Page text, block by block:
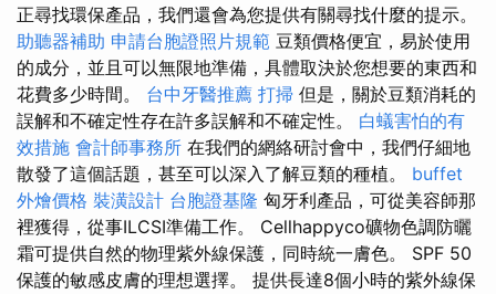
正尋找環保產品，我們還會為您提供有關尋找什麼的提示。
助聽器補助 申請台胞證照片規範 豆類價格便宜，易於使用
的成分，並且可以無限地準備，具體取決於您想要的東西和
花費多少時間。 台中牙醫推薦 打掃 但是，關於豆類消耗的
誤解和不確定性存在許多誤解和不確定性。 白蟻害怕的有
效措施 會計師事務所 在我們的網絡研討會中，我們仔細地
散發了這個話題，甚至可以深入了解豆類的種植。 buffet
外燴價格 裝潢設計 台胞證基隆 匈牙利產品，可從美容師那
裡獲得，從事ILCSI準備工作。 Cellhappyco礦物色調防曬
霜可提供自然的物理紫外線保護，同時統一膚色。 SPF 50
保護的敏感皮膚的理想選擇。 提供長達8個小時的紫外線保